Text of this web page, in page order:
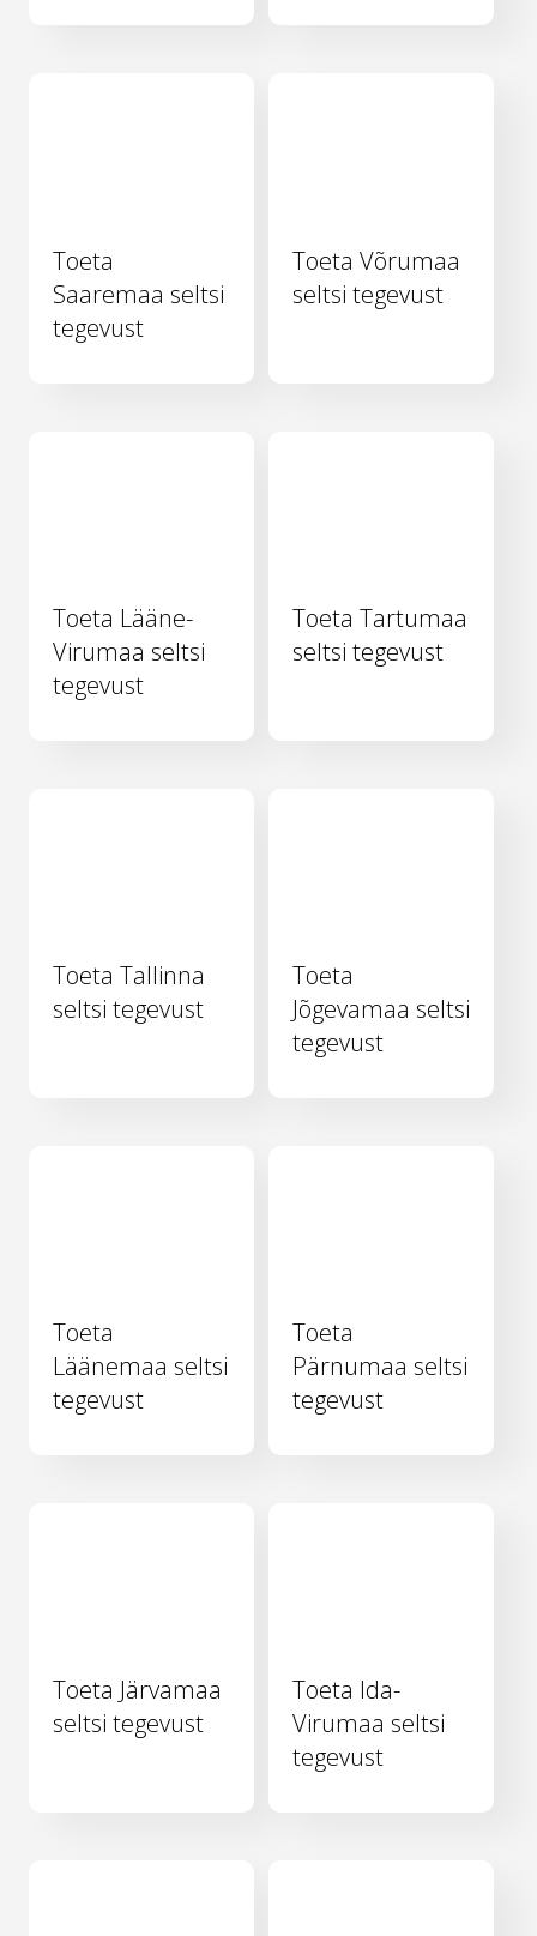
Toeta
Saaremaa seltsi
tegevust
Toeta Võrumaa
seltsi tegevust
Toeta Lääne-
Virumaa seltsi
tegevust
Toeta Tartumaa
seltsi tegevust
Toeta Tallinna
seltsi tegevust
Toeta
Jõgevamaa seltsi
tegevust
Toeta
Läänemaa seltsi
tegevust
Toeta
Pärnumaa seltsi
tegevust
Toeta Järvamaa
seltsi tegevust
Toeta Ida-
Virumaa seltsi
tegevust